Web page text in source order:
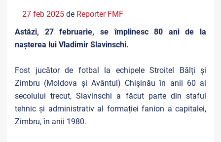
27 feb 2025 de Reporter FMF
Astăzi, 27 februarie, se împlinesc 80 ani de la
nașterea lui Vladimir Slavinschi.
Fost jucător de fotbal la echipele Stroitel Bălți și
Zimbru (Moldova și Avântul) Chișinău în anii 60 ai
secolului trecut, Slavinschi a făcut parte din staful
tehnic și administrativ al formației fanion a capitalei,
Zimbru, în anii 1980.